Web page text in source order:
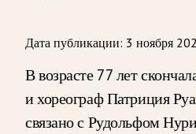
Дата публикации: 3 ноября
В возрасте 77 лет
и хореограф Патриция
связано с Рудольфом